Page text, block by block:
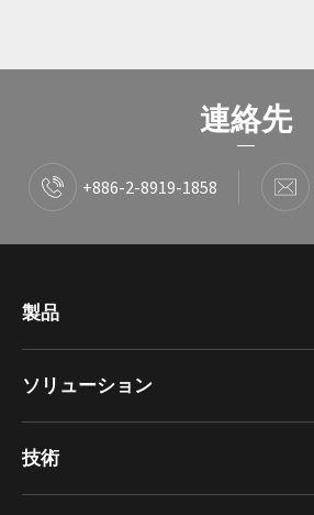
連絡先
+886-2-8919-1858
製品
ソリューション
技術